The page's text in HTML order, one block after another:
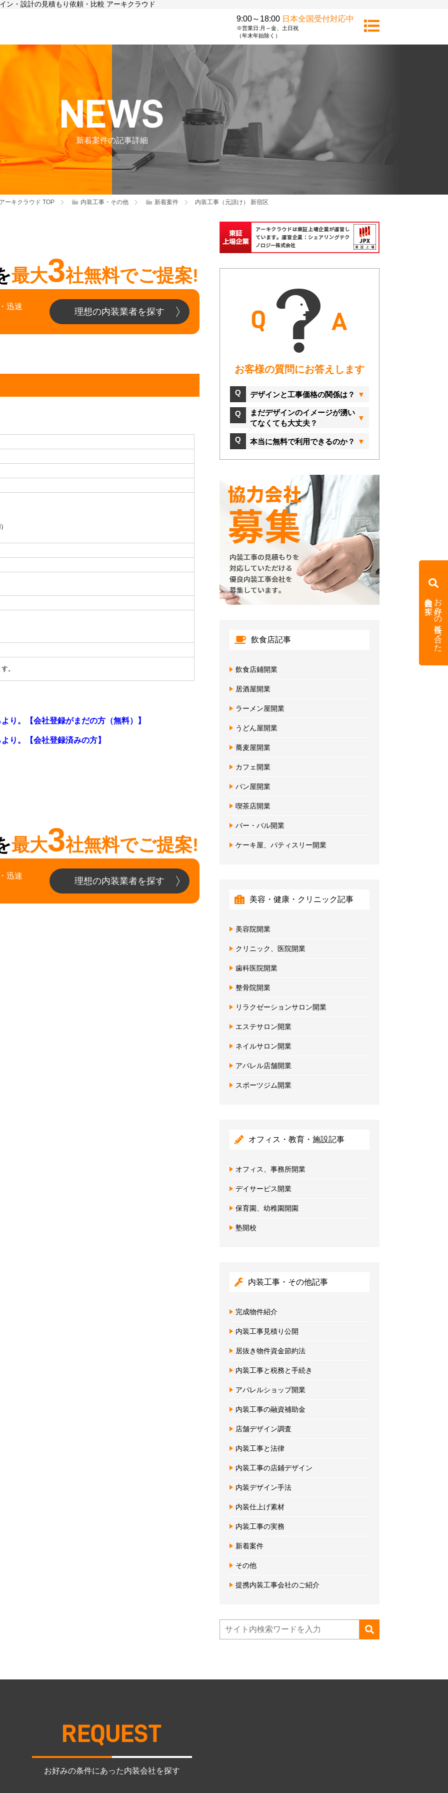
ン・設計の見積もり依頼・比較 アーキクラウド
9:00～18:00 日本全国受付対応中
※営業日:月～金、土日祝
（年末年始除く）
新着案件の記事詳細
ーキクラウド TOP 内装工事・その他 新着案件 内装工事（元請け） 新宿区
最大3社無料でご提案!
迅速
理想の内装業者を探す
。
り。【会社登録がまだの方（無料）】
り。 【会社登録済みの方】
最大3社無料でご提案!
迅速
理想の内装業者を探す
お客様の質問にお答えします
デザインと工事価格の関係は？
まだデザインのイメージが湧い
てなくても大丈夫？
本当に無料で利用できるのか？
飲食店記事
飲食店鋪開業
居酒屋開業
ラーメン屋開業
うどん屋開業
蕎麦屋開業
カフェ開業
パン屋開業
喫茶店開業
バー・バル開業
ケーキ屋、パティスリー開業
美容・健康・クリニック記事
美容院開業
クリニック、医院開業
歯科医院開業
整骨院開業
リラクゼーションサロン開業
エステサロン開業
ネイルサロン開業
アパレル店舗開業
スポーツジム開業
オフィス・教育・施設記事
オフィス、事務所開業
デイサービス開業
保育園、幼稚園開園
塾開校
内装工事・その他記事
完成物件紹介
内装工事見積り公開
居抜き物件資金節約法
内装工事と税務と手続き
アパレルショップ開業
内装工事の融資補助金
店舗デザイン調査
内装工事と法律
内装工事の店鋪デザイン
内装デザイン手法
内装仕上げ素材
内装工事の実務
新着案件
その他
提携内装工事会社のご紹介
お好みの条件にあった内装会社を探す
お好みの条件に合った
内装会社を探す